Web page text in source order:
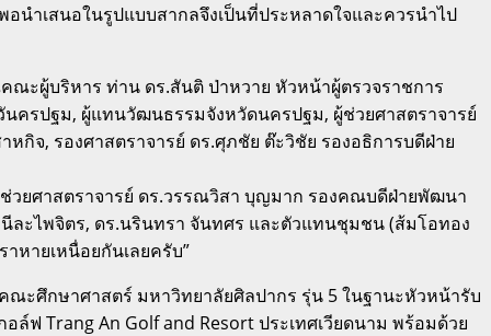
นำเสนอในรูปแบบสากลจึงเป็นที่ประหลาดใจและควรนำไป
ะผู้บริหาร ท่าน ดร.สันติ ป่าหวาย หัวหน้าผู้ตรวจราชการ
ครปฐม, ผู้แทนวัฒนธรรมจังหวัดนครปฐม, ผู้ช่วยศาสตราจารย์
กิจ, รองศาสตราจารย์ ดร.ศุภชัย ต๊ะวิชัย รองอธิการบดีฝ่าย
ยศาสตราจารย์ ดร.วรรณวิสา บุญมาก รองคณบดีฝ่ายพัฒนา
ะไพจิตร, ดร.นรินทรา จันทศร และตัวแทนชุมชน (ส้มโอทอง
หายเหนื่อยกันเลยครับ”
ะศึกษาศาสตร์ มหาวิทยาลัยศิลปากร รุ่น 5 ในฐานะหัวหน้ารับ
Trang An Golf and Resort ประเทศเวียดนาม พร้อมด้วย